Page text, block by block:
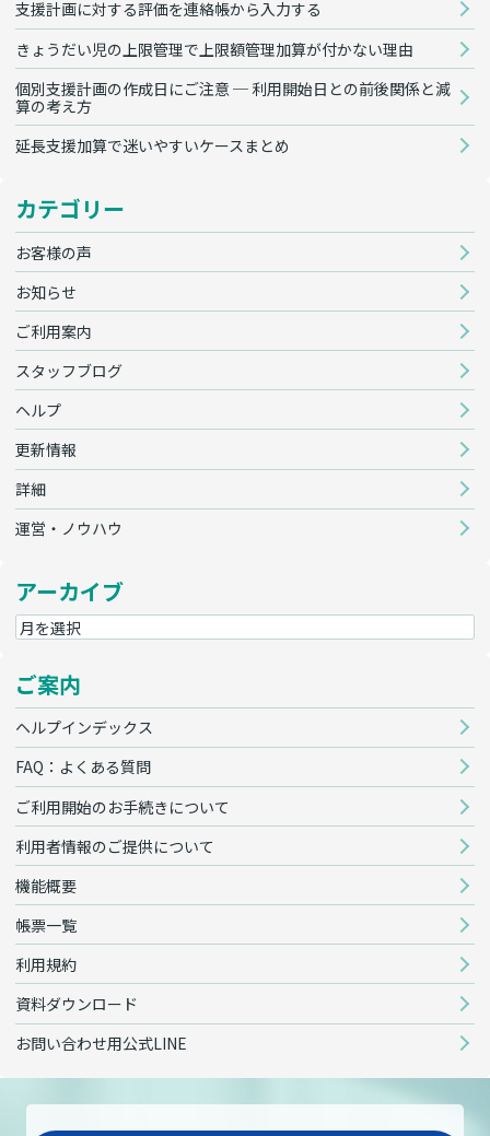
支援計画に対する評価を連絡帳から入力する
きょうだい児の上限管理で上限額管理加算が付かない理由
個別支援計画の作成日にご注意 ─ 利用開始日との前後関係と減
算の考え方
延長支援加算で迷いやすいケースまとめ
カテゴリー
お客様の声
お知らせ
ご利用案内
スタッフブログ
ヘルプ
更新情報
詳細
運営・ノウハウ
アーカイブ
ご案内
ヘルプインデックス
FAQ：よくある質問
ご利用開始のお手続きについて
利用者情報のご提供について
機能概要
帳票一覧
利用規約
資料ダウンロード
お問い合わせ用公式LINE